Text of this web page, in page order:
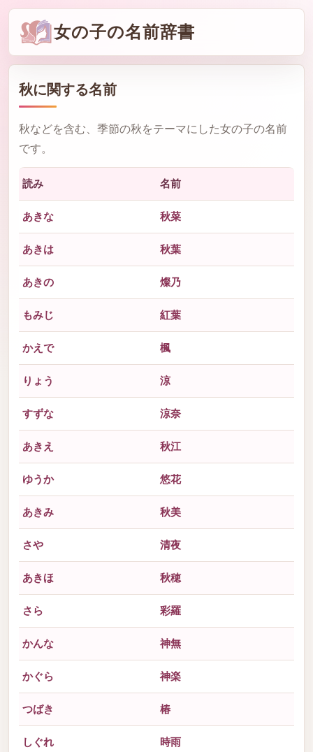
女の子の名前辞書
秋に関する名前
秋などを含む、季節の秋をテーマにした女の子の名前
です。
読み 名前
あきな 秋菜
あきは 秋葉
あきの 燦乃
もみじ 紅葉
かえで 楓
りょう 涼
すずな 涼奈
あきえ 秋江
ゆうか 悠花
あきみ 秋美
さや 清夜
あきほ 秋穂
さら 彩羅
かんな 神無
かぐら 神楽
つばき 椿
しぐれ 時雨